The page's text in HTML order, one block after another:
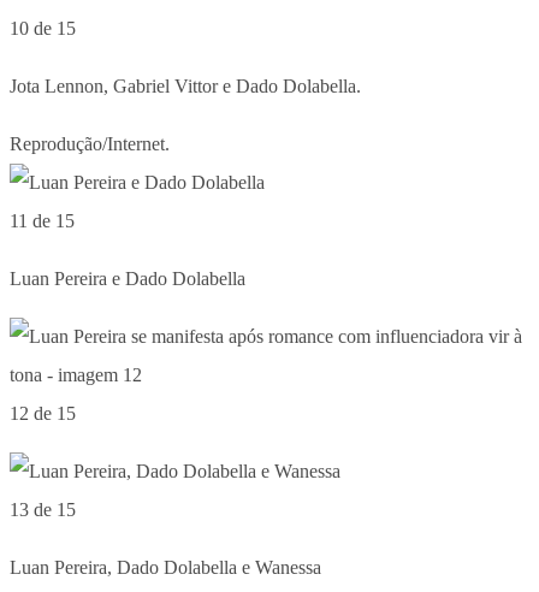
10 de 15
Jota Lennon, Gabriel Vittor e Dado Dolabella.
Reprodução/Internet.
11 de 15
Luan Pereira e Dado Dolabella
12 de 15
13 de 15
Luan Pereira, Dado Dolabella e Wanessa